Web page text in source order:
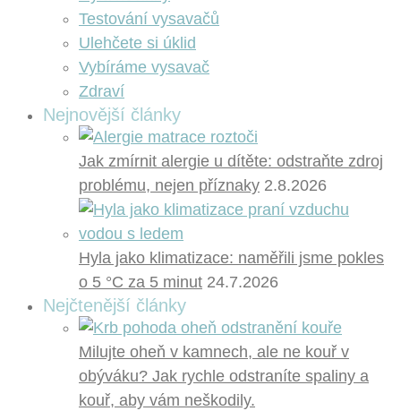
Testování vysavačů
Ulehčete si úklid
Vybíráme vysavač
Zdraví
Nejnovější články
Jak zmírnit alergie u dítěte: odstraňte zdroj
problému, nejen příznaky 2.8.2026
Hyla jako klimatizace: naměřili jsme pokles
o 5 °C za 5 minut 24.7.2026
Nejčtenější články
Milujte oheň v kamnech, ale ne kouř v
obýváku? Jak rychle odstraníte spaliny a
kouř, aby vám neškodily.